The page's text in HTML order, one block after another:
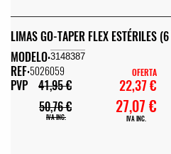
LIMAS GO-TAPER FLEX ESTÉRILES
MODELO:3148387
REF:5026059
PVP
41,95 €
50,76 €
IVA INC.
OFERTA
22,37 €
27,07 €
IVA INC.